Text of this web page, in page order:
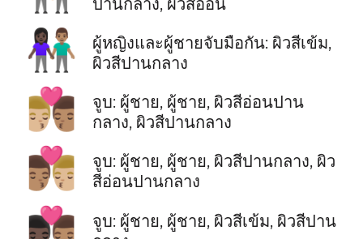
👩🏿‍🤝‍👨🏽
ผู้หญิงและผู้ชายจับมือกัน: ผิวสีเข้ม,
ผิวสีปานกลาง
👨🏼‍❤️‍💋‍👨🏽
จูบ: ผู้ชาย, ผู้ชาย, ผิวสีอ่อนปาน
กลาง, ผิวสีปานกลาง
👨🏽‍❤️‍💋‍👨🏼
จูบ: ผู้ชาย, ผู้ชาย, ผิวสีปานกลาง, ผิว
สีอ่อนปานกลาง
👨🏿‍❤️‍💋‍👨🏽
จูบ: ผู้ชาย, ผู้ชาย, ผิวสีเข้ม, ผิวสีปาน